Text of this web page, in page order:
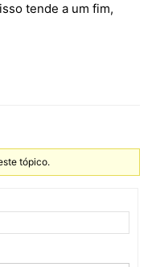
tende a um fim,
tópico.